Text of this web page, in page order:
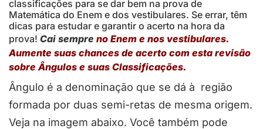
classificações para se dar bem na prova de
Matemática do Enem e dos vestibulares. Se errar, têm
dicas para estudar e garantir o acerto na hora da
prova! Cai sempre no Enem e nos vestibulares.
Aumente suas chances de acerto com esta revisão
sobre Ângulos e suas Classificações.
Ângulo é a denominação que se dá à região
formada por duas semi-retas de mesma origem.
Veja na imagem abaixo. Você também pode